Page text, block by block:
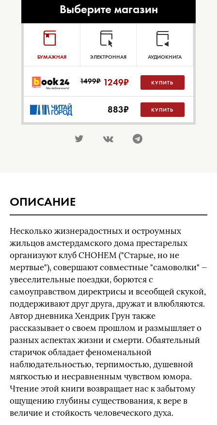
Выберите магазин
БУМАЖНАЯ ЭЛЕКТРОННАЯ АУДИОКНИГА
1499₽ 1249₽ КУПИТЬ
883₽ КУПИТЬ
ОПИСАНИЕ
Несколько жизнерадостных и остроумных
жильцов амстердамского дома престарелых
организуют клуб СНОНЕМ ("Старые, но не
мертвые"), совершают совместные "самоволки" —
увеселительные поездки, борются с
самоуправством директрисы и всеобщей скукой,
поддерживают друг друга, дружат и влюбляются.
Автор дневника Хендрик Грун также
рассказывает о своем прошлом и размышляет о
разных аспектах жизни и смерти. Обаятельный
старичок обладает феноменальной
наблюдательностью, терпимостью, душевной
мягкостью и несравненным чувством юмора.
Чтение этой книги возвращает нас к забытому
ощущению глубины существования, к вере в
величие и стойкость человеческого духа.